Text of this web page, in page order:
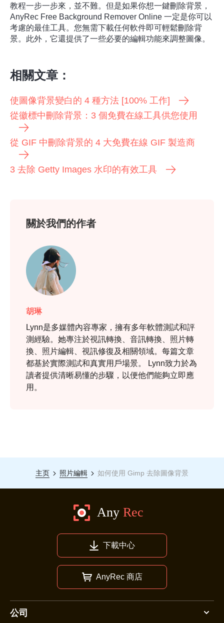
教程一步一步來，並不難。但是如果你想一鍵刪除背景，
AnyRec Free Background Remover Online 一定是你可以
考慮的最佳工具。您無需下載任何軟件即可輕鬆刪除背
景。此外，它還提供了一些必要的編輯功能來調整圖像。
相關文章：
使圖像背景變白的 4 種方法 [100% 工作]
從徽標中刪除背景：3 個免費在線工具供您使用
從 GIF 中刪除背景的 4 大免費在線 GIF 製造商
3 去除 Getty Images 水印的有效工具
關於我們的作者
胡琳
Lynn是多媒體內容專家，擁有多年軟體測試和評
測經驗。她專注於視訊轉換、音訊轉換、照片轉
換、照片編輯、視訊修復及相關領域。每篇文章
都基於實際測試和真實用戶場景。 Lynn致力於為
讀者提供清晰易懂的步驟，以便他們能夠立即應
用。
主页 照片編輯 如何使用 Gimp 去除圖像背景
下載中心
AnyRec 商店
公司